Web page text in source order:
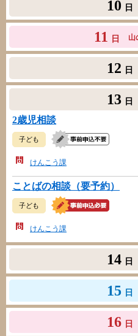
10 日
11 日 山
12 日
13 日
2歳児相談
子ども
けんこう課
ことばの相談（要予約）
子ども
けんこう課
14 日
15 日
16 日